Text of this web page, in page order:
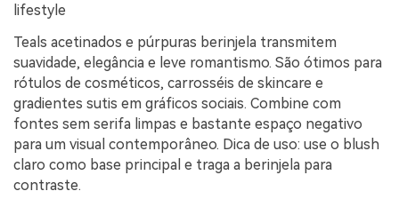
lifestyle
Teals acetinados e púrpuras berinjela transmitem
suavidade, elegância e leve romantismo. São ótimos para
rótulos de cosméticos, carrosséis de skincare e
gradientes sutis em gráficos sociais. Combine com
fontes sem serifa limpas e bastante espaço negativo
para um visual contemporâneo. Dica de uso: use o blush
claro como base principal e traga a berinjela para
contraste.